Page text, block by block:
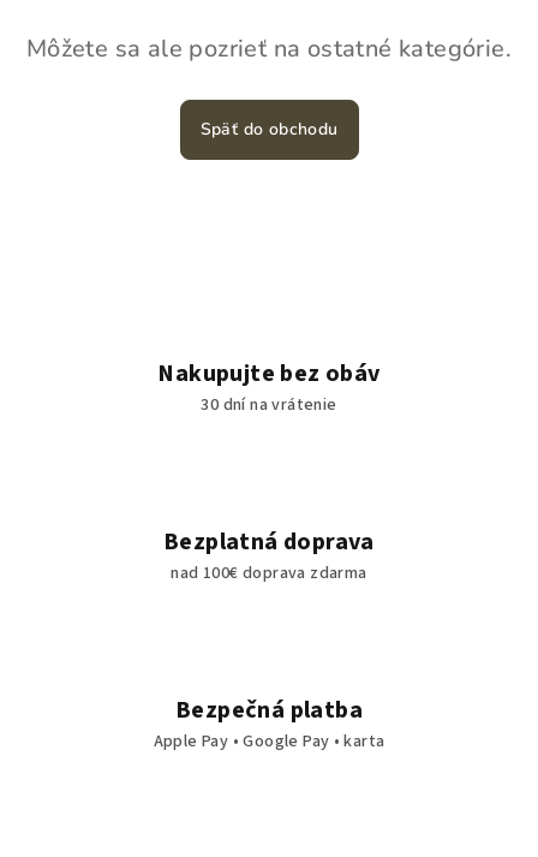
Môžete sa ale pozrieť na ostatné kategórie.
Späť do obchodu
Nakupujte bez obáv
30 dní na vrátenie
Bezplatná doprava
nad 100€ doprava zdarma
Bezpečná platba
Apple Pay • Google Pay • karta